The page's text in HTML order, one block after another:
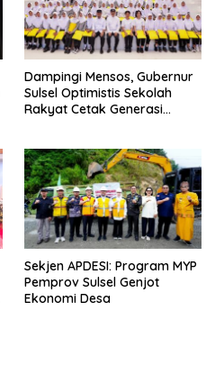
Dampingi Mensos, Gubernur
Sulsel Optimistis Sekolah
Rakyat Cetak Generasi
Sekjen APDESI: Program MYP
Pemprov Sulsel Genjot
Ekonomi Desa